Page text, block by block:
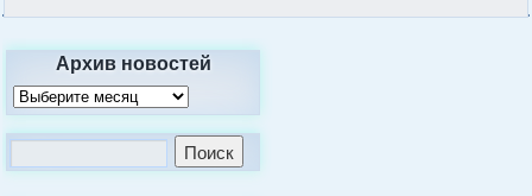
Архив новостей